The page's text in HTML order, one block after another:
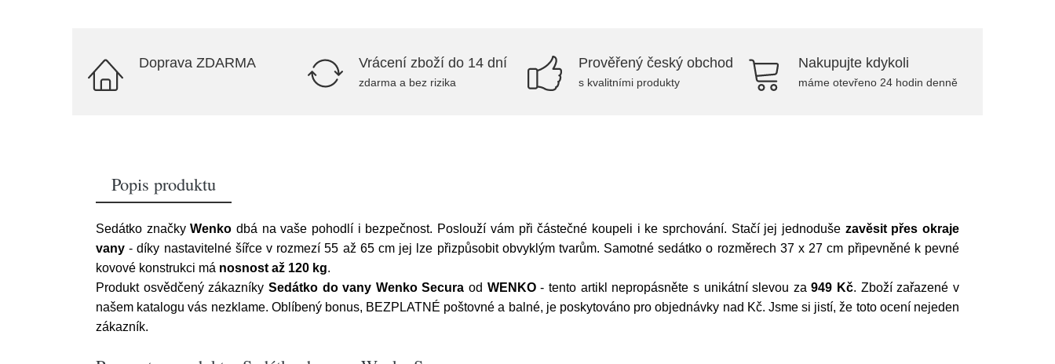
Doprava ZDARMA Vrácení zboží do 14 dní
zdarma a bez rizika
Prověřený český obchod
s kvalitními produkty
Nakupujte kdykoli
máme otevřeno 24 hodin denně
Popis produktu
Sedátko značkyWenko dbá na vaše pohodlí i bezpečnost. Poslouží vám při částečné koupeli i ke sprchování. Stačí jej jednoduše zavěsit přes okraje
vany - díky nastavitelné šířce v rozmezí 55 až 65 cm jej lze přizpůsobit obvyklým tvarům. Samotné sedátko o rozměrech 37 x 27 cm připevněné k pevné
kovové konstrukci má nosnost až 120 kg.
Produkt osvědčený zákazníky Sedátko do vany Wenko Secura od WENKO- tento artikl nepropásněte s unikátní slevou za949 Kč. Zboží zařazené v
našem katalogu vás nezklame. Oblíbený bonus, BEZPLATNÉ poštovné a balné, je poskytováno pro objednávky nad Kč. Jsme si jistí, že toto ocení nejeden
zákazník.